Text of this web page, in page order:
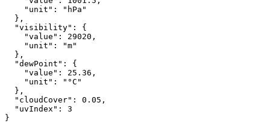
"unit" :
"hPa"
},
"visibility" :
{
"value" : 29020 ,
"unit" :
"m"
},
"dewPoint" :
{
"value" : 25.36 ,
"unit" :
"°C"
},
"cloudCover" : 0.05 ,
"uvIndex" :
3
}